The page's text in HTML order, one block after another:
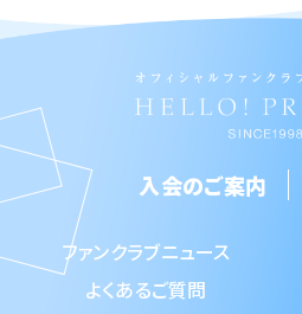
入会のご案内
ファンクラブニュース
よくあるご質問